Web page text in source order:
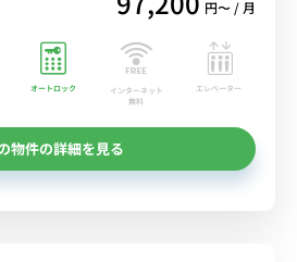
円〜 / 月
オートロック
インターネット
無料
エレベーター
物件の詳細を見る